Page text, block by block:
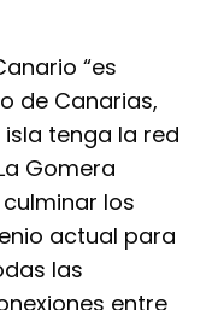
“es
de Canarias,
tenga la red
Gomera
los
actual para
las
entre